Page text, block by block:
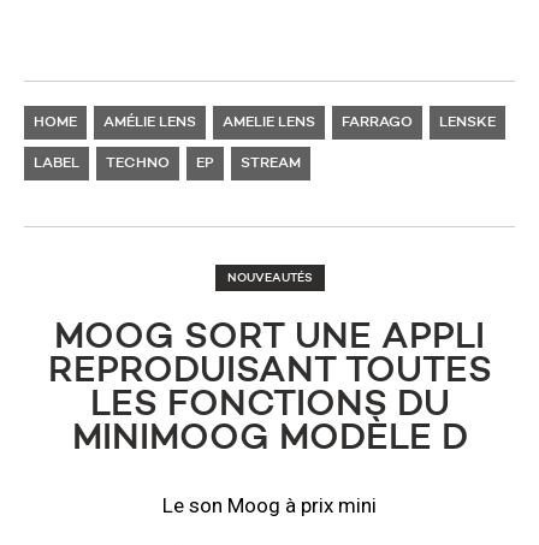
HOME AMÉLIE LENS ​AMELIE LENS FARRAGO LENSKE
LABEL TECHNO EP STREAM
NOUVEAUTÉS
MOOG SORT UNE APPLI
REPRODUISANT TOUTES
LES FONCTIONS DU
MINIMOOG MODÈLE D
Le son Moog à prix mini